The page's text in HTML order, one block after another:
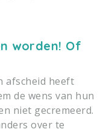
worden! Of
afscheid heeft
de wens van hun
niet gecremeerd.
over te